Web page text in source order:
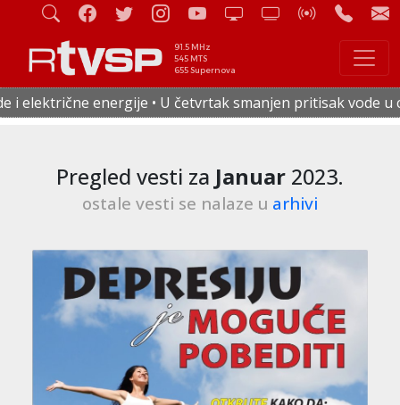
91.5 MHz
545 MTS
655 Supernova
smanjen pritisak vode u celoj Staroj Pazovi • Od 17.
Pregled vesti za Januar 2023.
ostale vesti se nalaze u arhivi